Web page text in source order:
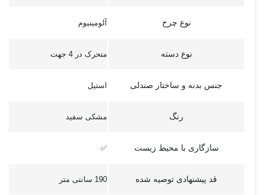
نوع چرخ آلومینیوم
نوع دسته متحرک در 4 جهت
جنس بدنه و ساختار صندلی استیل
رنگ مشکی سفید
سازگاری با محیط زیست
قد پیشنهادی توصیه شده 190 سانتی متر